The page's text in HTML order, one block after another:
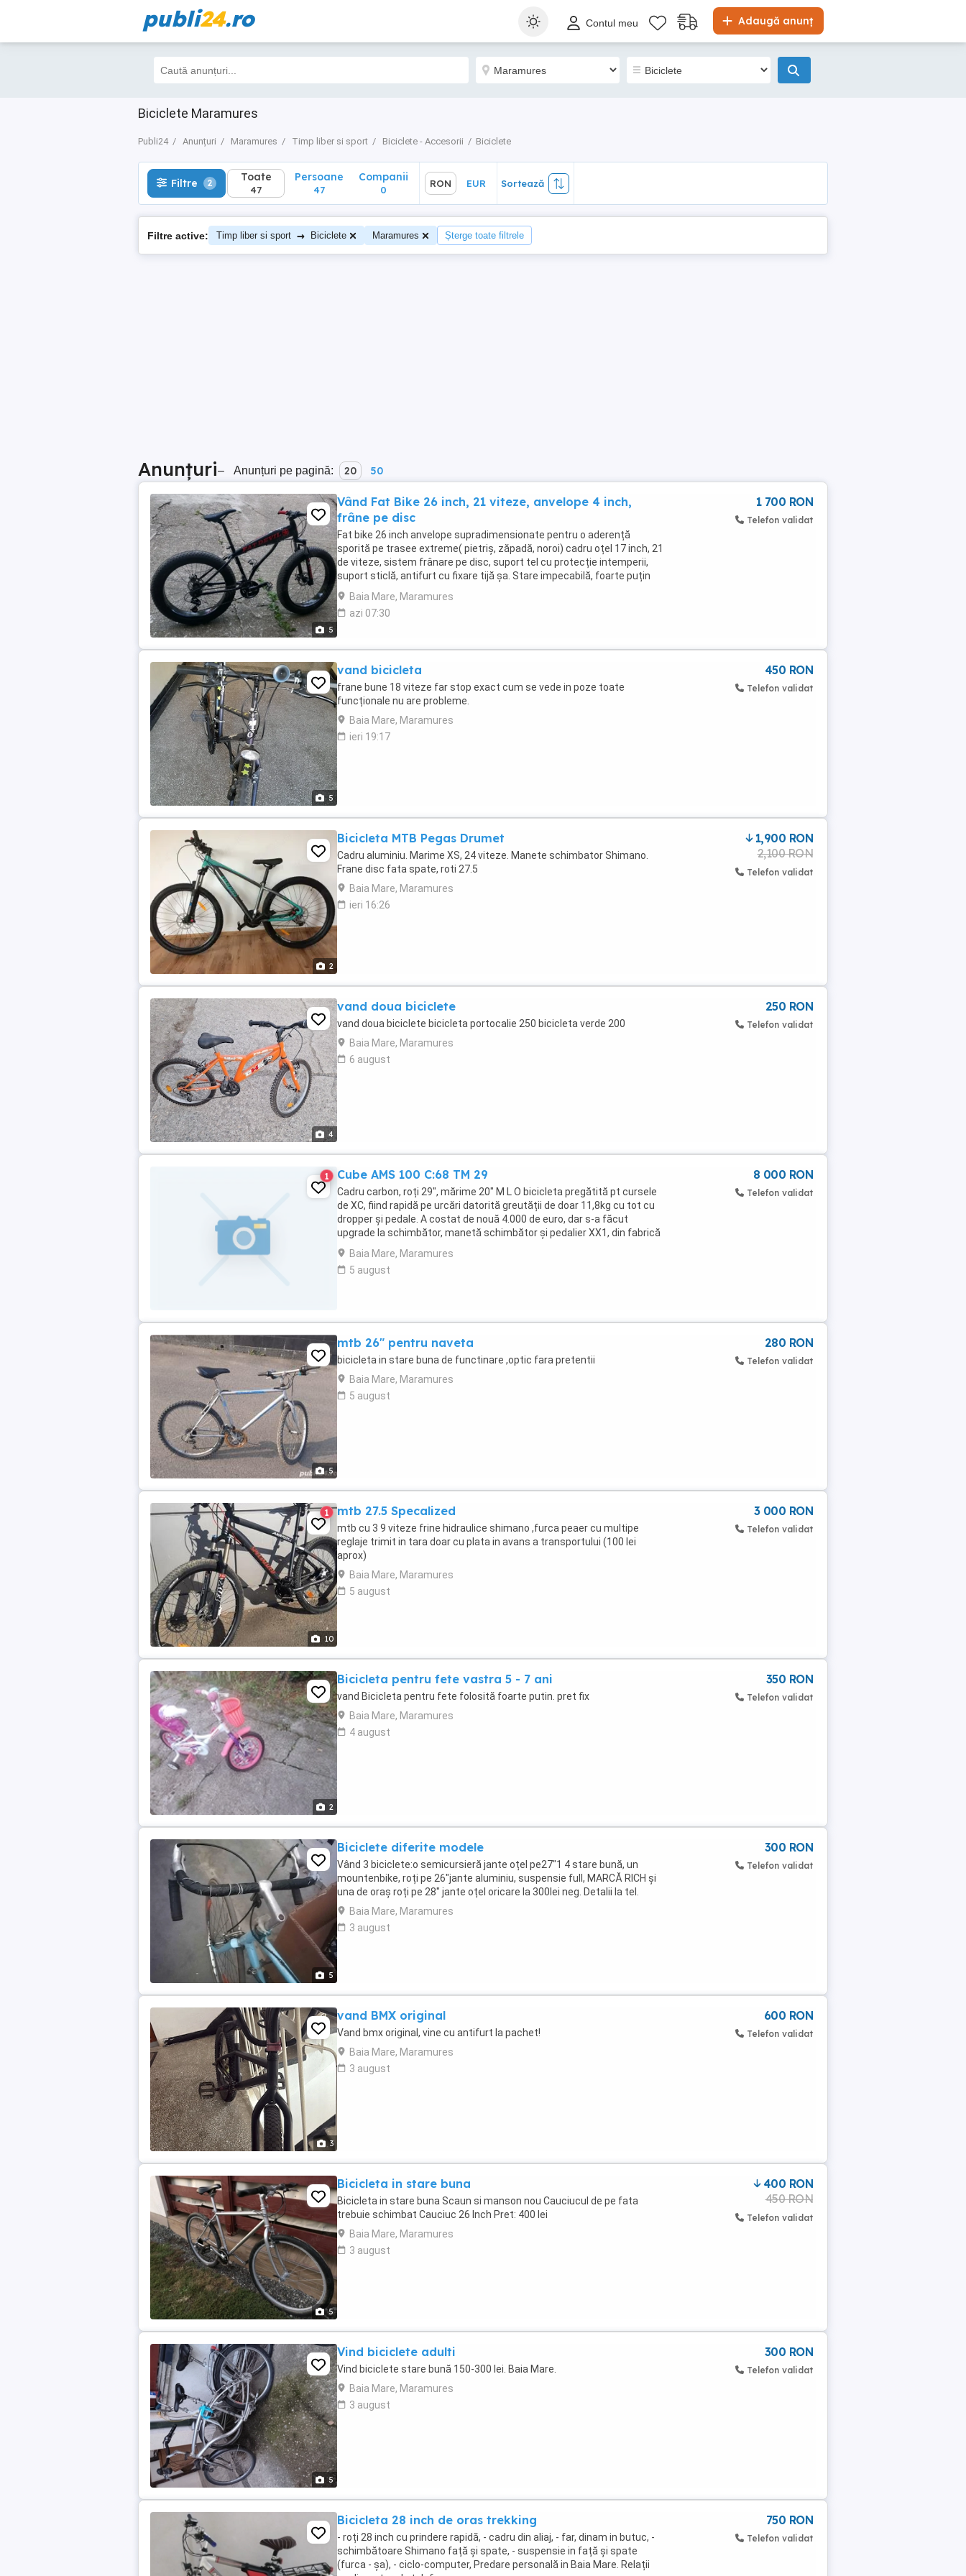
publi24.ro Adaugă anunț
Contul meu
Biciclete Maramures
Publi24 Anunțuri Maramures Timp liber si sport Biciclete - Accesorii Biciclete
Filtre 2 Toate
47
Sortează
Filtre 2 Toate
47
Persoane
47
Companii
0
RON EUR Sortează
Filtre active: Timp liber si sport → Biciclete Maramures Șterge toate filtrele
Anunțuri– Anunțuri pe pagină: 20 50
5
Vând Fat Bike 26 inch, 21 viteze, anvelope 4 inch,
frâne pe disc
Fat bike 26 inch anvelope supradimensionate pentru o aderență
sporită pe trasee extreme( pietriș, zăpadă, noroi) cadru oțel 17 inch, 21
de viteze, sistem frânare pe disc, suport tel cu protecție intemperii,
suport sticlă, antifurt cu fixare tijă șa. Stare impecabilă, foarte puțin
rulată. Preț 1700 ...
Baia Mare, Maramures
azi 07:30
1 700 RON
Telefon validat
5
vand bicicleta
frane bune 18 viteze far stop exact cum se vede in poze toate
funcționale nu are probleme.
Baia Mare, Maramures
ieri 19:17
450 RON
Telefon validat
2
Bicicleta MTB Pegas Drumet
Cadru aluminiu. Marime XS, 24 viteze. Manete schimbator Shimano.
Frane disc fata spate, roti 27.5
Baia Mare, Maramures
ieri 16:26
1,900 RON
2,100 RON
Telefon validat
4
vand doua biciclete
vand doua biciclete bicicleta portocalie 250 bicicleta verde 200
Baia Mare, Maramures
6 august
250 RON
Telefon validat
1 Cube AMS 100 C:68 TM 29
Cadru carbon, roți 29", mărime 20" M L O bicicleta pregătită pt cursele
de XC, fiind rapidă pe urcări datorită greutății de doar 11,8kg cu tot cu
dropper și pedale. A costat de nouă 4.000 de euro, dar s-a făcut
upgrade la schimbător, manetă schimbător și pedalier XX1, din fabrică
având sram GX X1. Specificații: -Furcă ...
Baia Mare, Maramures
5 august
8 000 RON
Telefon validat
5
mtb 26" pentru naveta
bicicleta in stare buna de functinare ,optic fara pretentii
Baia Mare, Maramures
5 august
280 RON
Telefon validat
10
1 mtb 27.5 Specalized
mtb cu 3 9 viteze frine hidraulice shimano ,furca peaer cu multipe
reglaje trimit in tara doar cu plata in avans a transportului (100 lei
aprox)
Baia Mare, Maramures
5 august
3 000 RON
Telefon validat
2
Bicicleta pentru fete vastra 5 - 7 ani
vand Bicicleta pentru fete folosită foarte putin. pret fix
Baia Mare, Maramures
4 august
350 RON
Telefon validat
5
Biciclete diferite modele
Vând 3 biciclete:o semicursieră jante oțel pe27"1 4 stare bună, un
mountenbike, roți pe 26"jante aluminiu, suspensie full, MARCĂ RICH și
una de oraș roți pe 28" jante oțel oricare la 300lei neg. Detalii la tel.
Baia Mare, Maramures
3 august
300 RON
Telefon validat
3
vand BMX original
Vand bmx original, vine cu antifurt la pachet!
Baia Mare, Maramures
3 august
600 RON
Telefon validat
5
Bicicleta in stare buna
Bicicleta in stare buna Scaun si manson nou Cauciucul de pe fata
trebuie schimbat Cauciuc 26 Inch Pret: 400 lei
Baia Mare, Maramures
3 august
400 RON
450 RON
Telefon validat
5
Vind biciclete adulti
Vind biciclete stare bună 150-300 lei. Baia Mare.
Baia Mare, Maramures
3 august
300 RON
Telefon validat
Bicicleta 28 inch de oras trekking
- roți 28 inch cu prindere rapidă, - cadru din aliaj, - far, dinam in butuc, -
schimbătoare Shimano față și spate, - suspensie in față și spate
(furca - șa), - ciclo-computer, Predare personală in Baia Mare. Relații
750 RON
Telefon validat